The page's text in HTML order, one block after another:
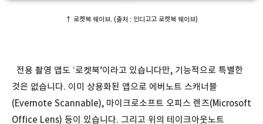
↑ 로켓북 웨이브. (출처 : 인디고고 로켓북 웨이브)
전용 촬영 앱도 ‘로켓북’이라고 있습니다만, 기능적으로 특별한
것은 없습니다. 이미 상용화된 앱으로 에버노트 스캐너블
(Evernote Scannable), 마이크로소프트 오피스 렌즈(Microsoft
Office Lens) 등이 있습니다. 그리고 위의 테이크아웃노트